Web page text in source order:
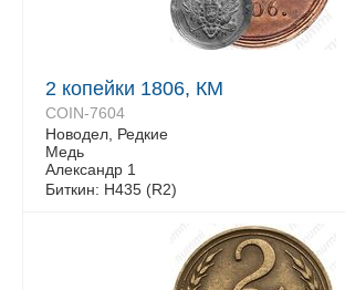
2 копейки 1806, КМ
COIN-7604
Новодел, Редкие
Медь
Александр 1
Биткин: H435 (R2)